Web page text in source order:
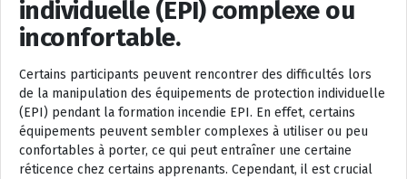
individuelle (EPI) complexe ou
inconfortable.
Certains participants peuvent rencontrer des difficultés lors
de la manipulation des équipements de protection individuelle
(EPI) pendant la formation incendie EPI. En effet, certains
équipements peuvent sembler complexes à utiliser ou peu
confortables à porter, ce qui peut entraîner une certaine
réticence chez certains apprenants. Cependant, il est crucial